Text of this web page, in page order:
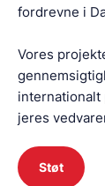
fordrevne i
Vores
internationalt
jeres
Støt